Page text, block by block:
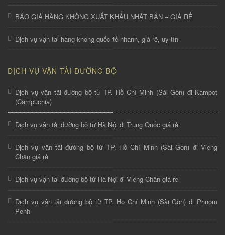
BÁO GIÁ HÀNG KHÔNG XUẤT KHẨU NHẬT BẢN – GIÁ RẺ
Dịch vụ vận tải hàng không quốc tế nhanh, giá rẻ, uy tín
DỊCH VỤ VẬN TẢI ĐƯỜNG BỘ
Dịch vụ vận tải đường bộ từ TP. Hồ Chí Minh (Sài Gòn) đi Kampot
(Campuchia)
Dịch vụ vận tải đường bộ từ Hà Nội đi Trung Quốc giá rẻ
Dịch vụ vận tải đường bộ từ TP. Hồ Chí Minh (Sài Gòn) đi Viêng
Chăn giá rẻ
Dịch vụ vận tải đường bộ từ Hà Nội đi Viêng Chăn giá rẻ
Dịch vụ vận tải đường bộ từ TP. Hồ Chí Minh (Sài Gòn) đi Phnom
Penh